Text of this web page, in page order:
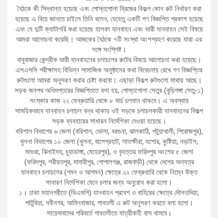
বৈঠকে কী সিদ্ধান্ত হয়েছে এবং পোস্তগোলা ব্রিজের বিকল্প কোন রুট নির্ধারণ করা
হয়েছে এ বিয়ে জানতে চাইলে তিনি বলেন, যেহেতু একটি গণ বিজ্ঞপ্তি প্রকাশ হয়েছে
এবং যে দুটি ক্যাটাগরি করা হয়েছে হালকা যানবাহন এবং ভারী যানবাহন সেই বিষয়ে
আমরা আলোচনা করেছি। আজকের বৈঠকে ৭টি সংস্থা অংশগ্রহণ করেছে যারা এর
সঙ্গে সংশ্লিষ্ট।
বাবুবাজার কেন্দ্রীক ভারী যানবাহনের চলাচলের রুটের বিষয়ে আলোচনা করা হয়েছে।
এসএসসি পরীক্ষাসহ বিভিন্ন সামাজিক অনুষ্ঠানের কথা বিবেচনায় রেখে গণ বিজ্ঞপ্তির
রুটগুলো আমরা অনুসরণ করার চেষ্টা করবো। এছাড়া বিকল্প রুটগুলো মাথায় আছে।
সড়ক জনপথ অধিদপ্তরের বিজ্ঞপ্তিতে বলা হয়, পোস্তগোলা সেতুর (বুড়িগঙ্গা সেতু-১)
সংস্কার কাজ ২২ ফেব্রুয়ারি থেকে ৮ মার্চ চলমান থাকবে। এ অবস্থায়
সাময়িকভাবে যানবাহন চলাচল বন্ধ থাকায় ওই সড়কে চলাচলকারী যানবাহনের বিকল্প
সড়ক ব্যবহারের সাধারন নির্দেশিকা দেওয়া হয়েছে।
বরিশাল বিভাগের ৬ জেলা (বরিশাল, ভোলা, বরগুনা, ঝালকাঠি, পটুয়াখালী, পিরোজপুর),
খুলনা বিভাগের ১০ জেলা (খুলনা, বাগেগ্রহাট, সাতক্ষীরা, যশোর, কুষ্টিয়া, নড়াইল,
মাগুরা, ঝিনাইদহ, চুয়াডাঙ্গা, মেহেরপুর), ও বৃহত্তর ফরিদপুর অংশের ৫ জেলা
(ফরিদপুর, শরীয়তপুর, মাদারীপুর, গোপালগঞ্জ, রাজবাড়ী) থেকে দেশের অন্যত্র
যানবাহন চলাচলের (গমন ও আগমন) ক্ষেত্রে ২২ ফেব্রুয়ারি থেকে নিম্নে উক্ত
সাধারণ নির্দেশিকা মেনে চলার জন্য অনুরোধ করা হলো।
১। ঢাকা মহানগরীতে (ডিএমপি) যানবাহন প্রবেশ ও বাহিরের ক্ষেত্রে দৌলতদিয়া,
পাটুরিয়া, নবীনগর, আমিনবাজার, গাবতলী এ রুট অনুসরণ করতে বলা হলো।
সায়েদাবাদের পরিবর্তে গাবতলীতে যাত্রীবাহী বাস থামবে।